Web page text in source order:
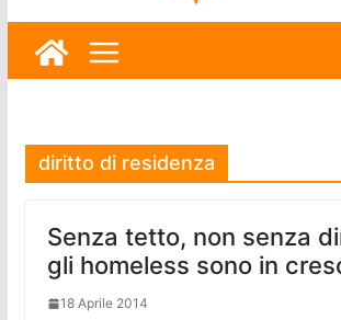
diritto di residenza
Senza tetto, non senza
gli homeless sono in
18 Aprile 2014